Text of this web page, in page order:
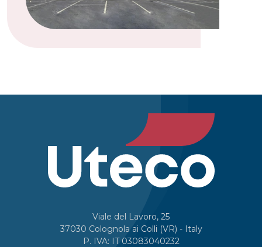
Viale del Lavoro, 25
37030 Colognola ai Colli (VR) - Italy
P. IVA: IT 03083040232